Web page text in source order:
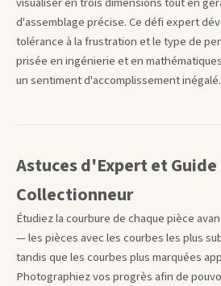
d'assemblage précise. Ce défi expert
tolérance à la frustration et le type de
prisée en ingénierie et en
un sentiment d'accomplissement inégalé.
Astuces d'Expert et Guide
Collectionneur
Étudiez la courbure de chaque pièce
— les pièces avec les courbes les plus
tandis que les courbes plus marquées
Photographiez vos progrès afin de